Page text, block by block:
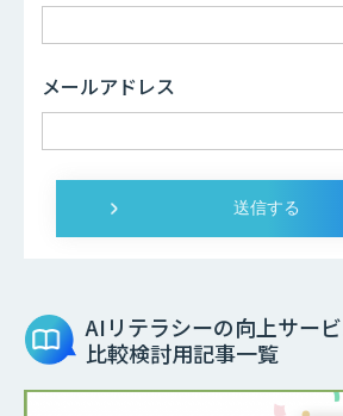
メールアドレス
AIリテラシーの向上サー
比較検討用記事一覧